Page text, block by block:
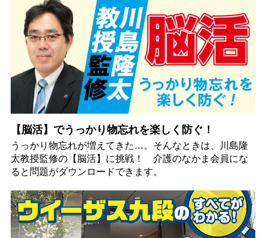
【脳活】でうっかり物忘れを楽しく防ぐ！
うっかり物忘れが増えてきた…。そんなときは、川島隆
太教授監修の【脳活】に挑戦！ 介護のなかま会員にな
ると問題がダウンロードできます。